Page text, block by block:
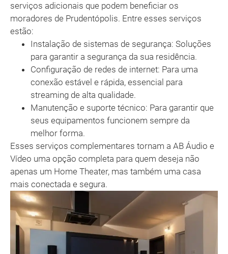
serviços adicionais que podem beneficiar os
moradores de Prudentópolis. Entre esses serviços
estão:
Instalação de sistemas de segurança: Soluções
para garantir a segurança da sua residência.
Configuração de redes de internet: Para uma
conexão estável e rápida, essencial para
streaming de alta qualidade.
Manutenção e suporte técnico: Para garantir que
seus equipamentos funcionem sempre da
melhor forma.
Esses serviços complementares tornam a AB Áudio e
Vídeo uma opção completa para quem deseja não
apenas um Home Theater, mas também uma casa
mais conectada e segura.